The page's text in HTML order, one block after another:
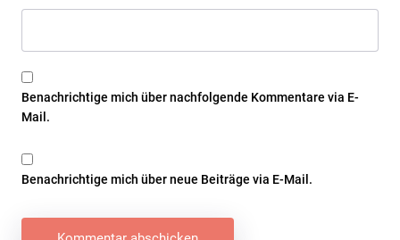
Benachrichtige mich über nachfolgende Kommentare via E-
Mail.
Benachrichtige mich über neue Beiträge via E-Mail.